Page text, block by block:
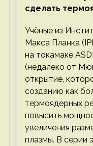
сделать
Учёные из
Макса Планка
на токамаке
(недалеко от
открытие,
созданию как
термоядерных
повысить
увеличения
плазмы. В серии